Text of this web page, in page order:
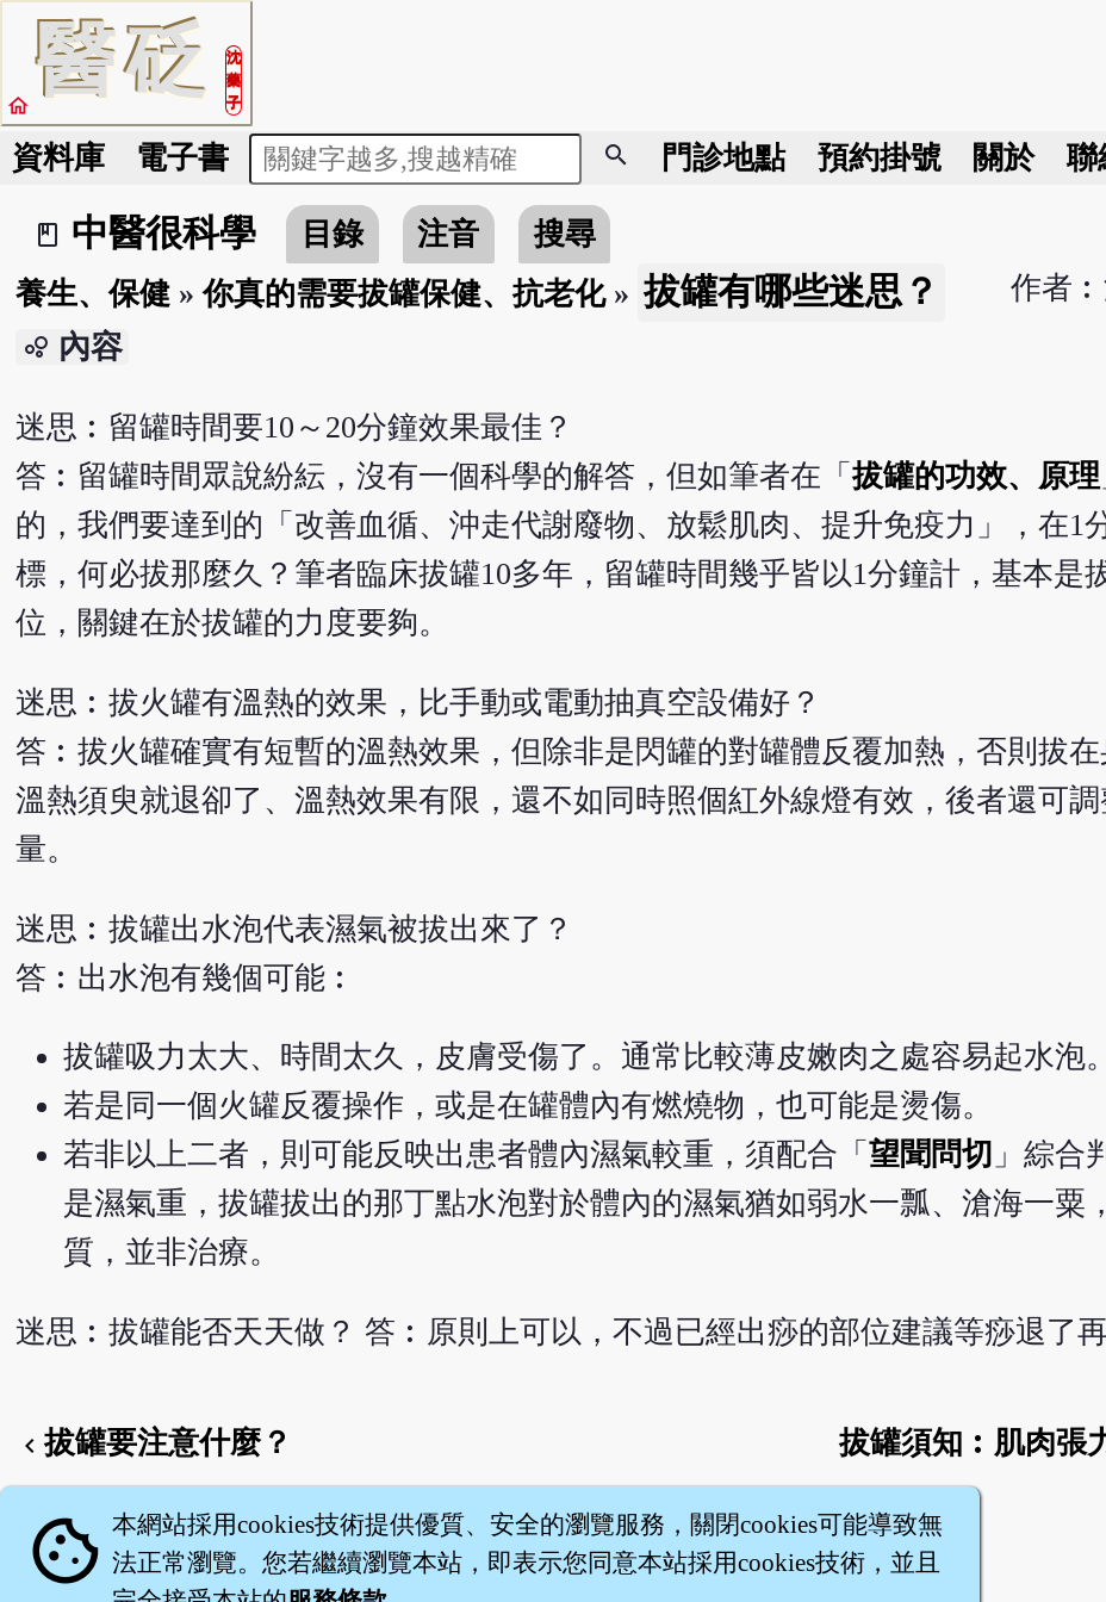
醫砭
沈
藥
子
home
資料庫 電子書 search 門診地點 預約掛號 關於 聯
book_2
中醫很科學 目錄 注音
搜尋
養生、保健»你真的需要拔罐保健、抗老化» 拔罐有哪些迷思？ 作者
bubble_chart 內容
迷思︰留罐時間要10～20分鐘效果最佳？
答︰留罐時間眾說紛紜，沒有一個科學的解答，但如筆者在「 拔罐的功效、原理
的，我們要達到的「改善血循、沖走代謝廢物、放鬆肌肉、提升免疫力」，在1
標，何必拔那麼久？筆者臨床拔罐10多年，留罐時間幾乎皆以1分鐘計，基本是
位，關鍵在於拔罐的力度要夠。
迷思︰拔火罐有溫熱的效果，比手動或電動抽真空設備好？
答︰拔火罐確實有短暫的溫熱效果，但除非是閃罐的對罐體反覆加熱，否則拔
溫熱須臾就退卻了、溫熱效果有限，還不如同時照個紅外線燈有效，後者還可調
量。
迷思︰拔罐出水泡代表濕氣被拔出來了？
答︰出水泡有幾個可能︰
拔罐吸力太大、時間太久，皮膚受傷了。通常比較薄皮嫩肉之處容易起水泡。
若是同一個火罐反覆操作，或是在罐體內有燃燒物，也可能是燙傷。
若非以上二者，則可能反映出患者體內濕氣較重，須配合「 望聞問切 」綜合
是濕氣重，拔罐拔出的那丁點水泡對於體內的濕氣猶如弱水一瓢、滄海一粟
質，並非治療。
迷思︰拔罐能否天天做？ 答︰原則上可以，不過已經出痧的部位建議等痧退了再
chevron_left 拔罐要注意什麼？ 拔罐須知︰肌肉張
English version
cookie 本網站採用cookies技術提供優質、安全的瀏覽服務，關閉cookies可能導致無
法正常瀏覽。您若繼續瀏覽本站，即表示您同意本站採用cookies技術，並且